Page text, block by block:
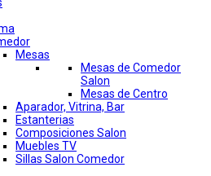
Mesas
Mesas de Comedor
Salon
Mesas de Centro
Aparador, Vitrina, Bar
Estanterias
Composiciones Salon
Muebles TV
Sillas Salon Comedor